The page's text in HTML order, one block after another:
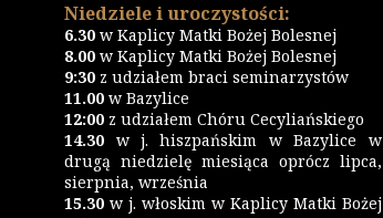
Niedziele i uroczystości:
6.30 w Kaplicy Matki Bożej Bolesnej
8.00 w Kaplicy Matki Bożej Bolesnej
9:30 z udziałem braci seminarzystów
11.00 w Bazylice
12:00 z udziałem Chóru Cecyliańskiego
14.30 w j. hiszpańskim w Bazylice w
drugą niedzielę miesiąca oprócz lipca,
sierpnia, września
15.30 w j. włoskim w Kaplicy Matki Bożej